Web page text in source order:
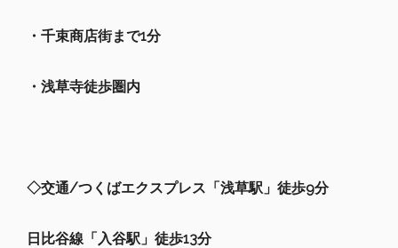
・ 千束商店街まで1分
・浅草寺徒歩圏内
◇交通/つくばエクスプレス 「浅草駅」 徒歩9分
日比谷線「入谷駅」徒歩13分